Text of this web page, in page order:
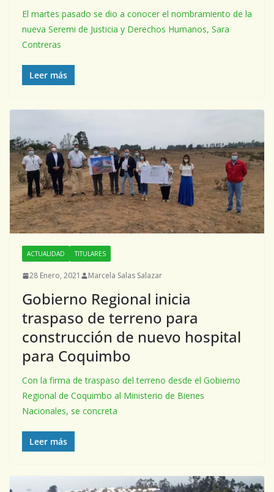
El martes pasado se dio a conocer el nombramiento de la
nueva Seremi de Justicia y Derechos Humanos, Sara
Contreras
Leer más
ACTUALIDAD TITULARES
28 Enero, 2021 Marcela Salas Salazar
Gobierno Regional inicia
traspaso de terreno para
construcción de nuevo hospital
para Coquimbo
Con la firma de traspaso del terreno desde el Gobierno
Regional de Coquimbo al Ministerio de Bienes
Nacionales, se concreta
Leer más